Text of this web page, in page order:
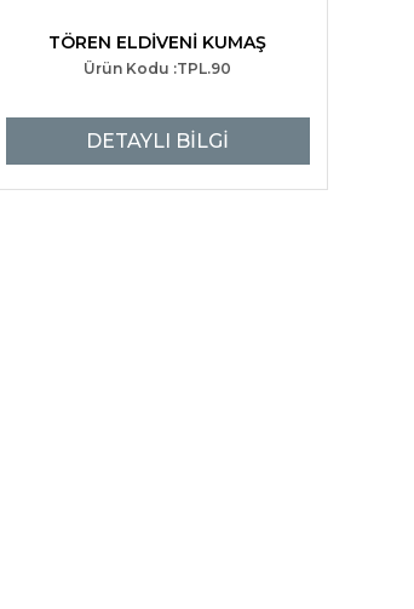
TÖREN ELDİVENİ KUMAŞ
Ürün Kodu :TPL.90
DETAYLI BİLGİ